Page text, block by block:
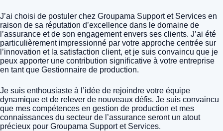
J’ai choisi de postuler chez Groupama Support et Services en
raison de sa réputation d’excellence dans le domaine de
l’assurance et de son engagement envers ses clients. J’ai été
particulièrement impressionné par votre approche centrée sur
l’innovation et la satisfaction client, et je suis convaincu que je
peux apporter une contribution significative à votre entreprise
en tant que Gestionnaire de production.
Je suis enthousiaste à l’idée de rejoindre votre équipe
dynamique et de relever de nouveaux défis. Je suis convaincu
que mes compétences en gestion de production et mes
connaissances du secteur de l’assurance seront un atout
précieux pour Groupama Support et Services.